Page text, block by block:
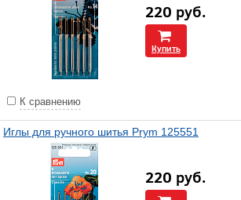
220 руб.
Купить
К сравнению
Иглы для ручного шитья Prym 125551
220 руб.